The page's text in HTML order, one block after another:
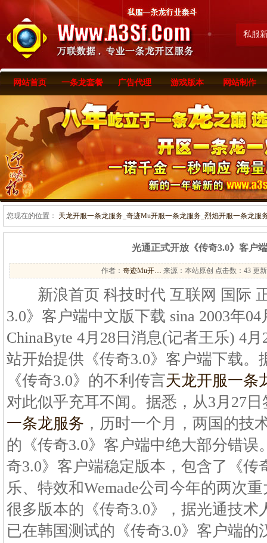
私服
网站首页 一条龙套餐 广告代理 游戏版本 网站制作
您现在的位置： 天龙开服一条龙服务_奇迹Mu开服一条龙服务_烈焰开服一条龙服
光通正式开放《传奇3.0》客户
作者： 奇迹Mu开… 来源：本站原创 点击数： 43 更
新浪首页 科技时代 互联网 国际
3.0》客户端中文版下载 sina 2003年04
ChinaByte 4月28日消息(记者王乐) 4
站开始提供《传奇3.0》客户端下载。
《传奇3.0》的不利传言天龙开服一条
对此似乎充耳不闻。据悉，从3月27日
一条龙服务 ，历时一个月，两国的技
的《传奇3.0》客户端中绝大部分错误
奇3.0》客户端稳定版本，包含了《传
乐、特效和Wemade公司今年的两次
很多版本的《传奇3.0》，据光通技术
已在韩国测试的《传奇3.0》客户端的